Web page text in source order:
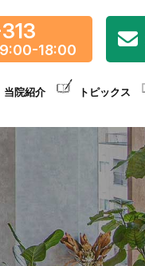
9:00-18:00
当院紹介 トピックス